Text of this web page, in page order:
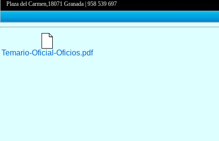
Plaza del Carmen,18071 Granada |958 539 697
Temario-Oficial-Oficios.pdf